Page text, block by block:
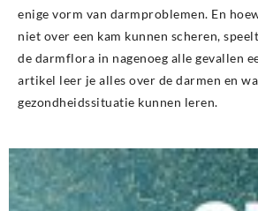
enige vorm van darmproblemen. En
niet over een kam kunnen scheren,
de darmflora in nagenoeg alle gevallen
artikel leer je alles over de darmen en
gezondheidssituatie kunnen leren.